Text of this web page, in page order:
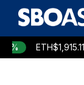
Skip
content
ETH$1,915.11